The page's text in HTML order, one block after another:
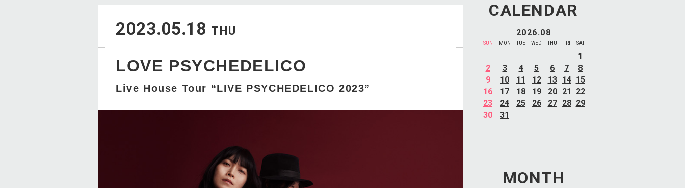
CALENDAR
2026.08
SUN MON TUE WED THU FRI SAT
1
2
3 4 5 6 7
8
9
10 11 12 13 14 15
16
17 18 19 20 21
22
23
24 25 26 27 28 29
30
31
MONTH
2023.05.18 THU
LOVE PSYCHEDELICO
Live House Tour “LIVE PSYCHEDELICO 2023”